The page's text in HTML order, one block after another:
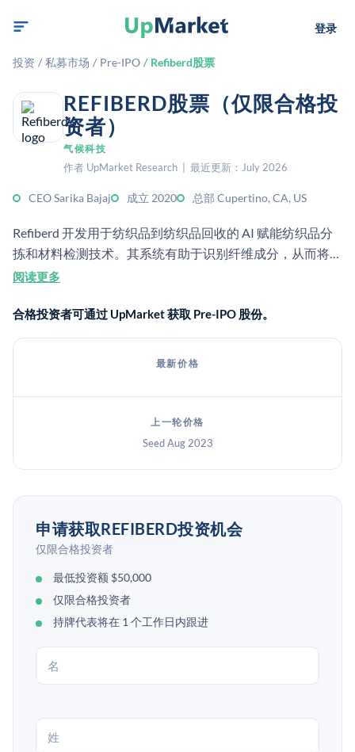
登录
投资 / 私募市场 / Pre-IPO / Refiberd股票
REFIBERD股票（仅限合格投
资者）
气候科技
作者 UpMarket Research | 最近更新：July 2026
CEO Sarika Bajaj 成立 2020 总部 Cupertino, CA, US
Refiberd 开发用于纺织品到纺织品回收的 AI 赋能纺织品分
拣和材料检测技术。其系统有助于识别纤维成分，从而将废
旧纺织品分类并回收为新材料。
阅读更多
合格投资者可通过 UpMarket 获取 Pre-IPO 股份。
最新价格
上一轮价格
Seed Aug 2023
申请获取REFIBERD投资机会
仅限合格投资者
最低投资额 $50,000
仅限合格投资者
持牌代表将在 1 个工作日内跟进